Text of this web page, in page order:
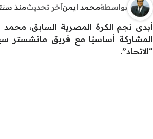
بواسطةمحمد ايمنآخر تحديثمنذ
أبدى نجم الكرة المصرية السابق، محمد
“الاتحاد”.